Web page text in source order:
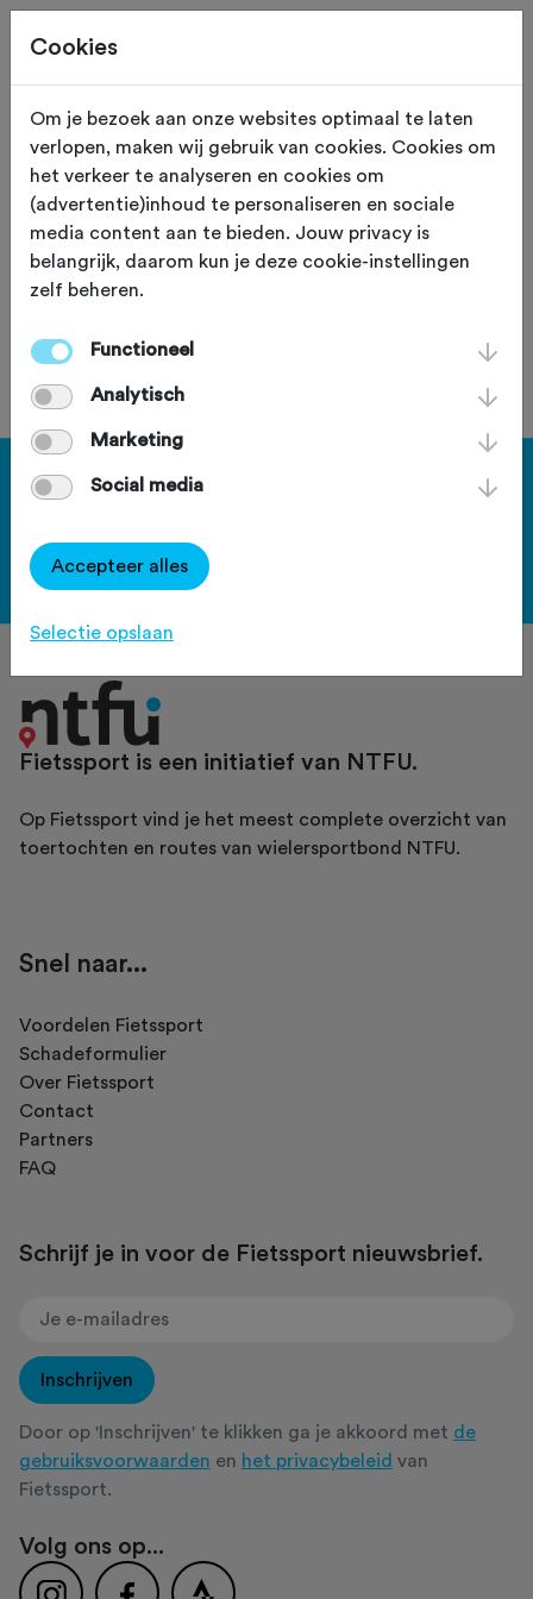
66,0 KM Geldermalsen (Gelderland)
Rondje Arkel
Je bent geen lid van deze club.
Haal meer uit Fietssport en ga
Bekijk de voordelen
Fietssport is een initiatief van NTFU.
Op Fietssport vind je het meest complete overzicht van
toertochten en routes van wielersportbond NTFU.
Snel naar...
Voordelen Fietssport
Schadeformulier
Over Fietssport
Contact
Partners
FAQ
Schrijf je in voor de Fietssport nieuwsbrief.
Inschrijven
Door op 'Inschrijven' te klikken ga je akkoord met de
gebruiksvoorwaarden en het privacybeleid van
Fietssport.
Volg ons op...
Cookies
Om je bezoek aan onze websites optimaal te laten
verlopen, maken wij gebruik van cookies. Cookies om
het verkeer te analyseren en cookies om
(advertentie)inhoud te personaliseren en sociale
media content aan te bieden. Jouw privacy is
belangrijk, daarom kun je deze cookie-instellingen
zelf beheren.
Functioneel
Analytisch
Marketing
Social media
Accepteer alles
Selectie opslaan